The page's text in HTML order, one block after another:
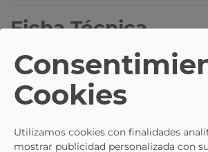
Ficha Técnica
Composición y
TE PUEDE INTERESAR
Cookies
Utilizamos cookies con finalidades
mostrar publicidad personalizada con